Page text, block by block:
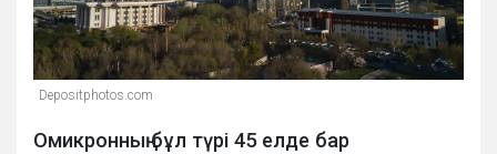
Depositphotos.com
Омикронның бұл түрі 45 елде бар